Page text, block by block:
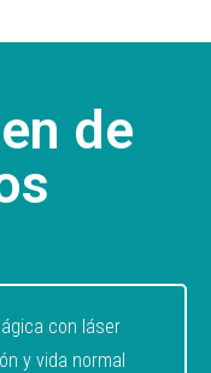
de
con láser
y vida normal